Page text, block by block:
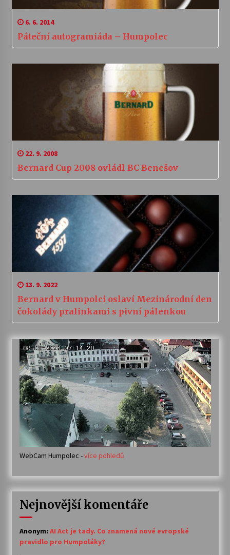
6. 6. 2014
Páteční autogramiáda – Humpolec
22. 9. 2008
Bernard Cup 2008 ovládl BC Benešov
13. 9. 2022
Bernard v Humpolci oslaví Mezinárodní den
čokolády pralinkami s pivní pálenkou
WebCam Humpolec -více pohledů
Nejnovější komentáře
Anonym: AI Act je tady. Co znamená nové evropské
pravidlo pro Humpoláky?